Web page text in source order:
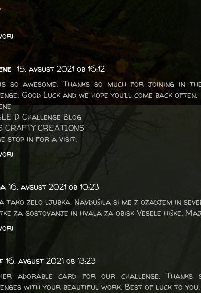
15. avgust 2021 ob 16:12
so awesome! Thanks so much for joining in
Good Luck and we hope you’ll come back often.
D Challenge Blog
CRAFTY CREATIONS
stop in for a visit!
16. avgust 2021 ob 10:23
tako zelo ljubka. Navdušila si me z ozadjem in
za gostovanje in hvala za obisk Vesele hiške,
16. avgust 2021 ob 13:23
adorable card for our challenge. Thanks
with your beautiful work. Best of luck to you!